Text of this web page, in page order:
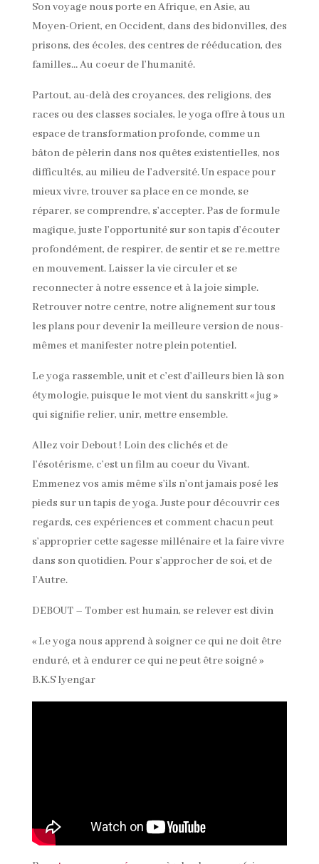
Son voyage nous porte en Afrique, en Asie, au
Moyen-Orient, en Occident, dans des bidonvilles, des
prisons, des écoles, des centres de rééducation, des
familles… Au coeur de l’humanité.
Partout, au-delà des croyances, des religions, des
races ou des classes sociales, le yoga offre à tous un
espace de transformation profonde, comme un
bâton de pèlerin dans nos quêtes existentielles, nos
difficultés, au milieu de l’adversité. Un espace pour
mieux vivre, trouver sa place en ce monde, se
réparer, se comprendre, s’accepter. Pas de formule
magique, juste l’opportunité sur son tapis d’écouter
profondément, de respirer, de sentir et se re.mettre
en mouvement. Laisser la vie circuler et se
reconnecter à notre essence et à la joie simple.
Retrouver notre centre, notre alignement sur tous
les plans pour devenir la meilleure version de nous-
mêmes et manifester notre plein potentiel.
Le yoga rassemble, unit et c’est d’ailleurs bien là son
étymologie, puisque le mot vient du sanskritt « jug »
qui signifie relier, unir, mettre ensemble.
Allez voir Debout ! Loin des clichés et de
l’ésotérisme, c’est un film au coeur du Vivant.
Emmenez vos amis même s’ils n’ont jamais posé les
pieds sur un tapis de yoga. Juste pour découvrir ces
regards, ces expériences et comment chacun peut
s’approprier cette sagesse millénaire et la faire vivre
dans son quotidien. Pour s’approcher de soi, et de
l’Autre.
DEBOUT – Tomber est humain, se relever est divin
« Le yoga nous apprend à soigner ce qui ne doit être
enduré, et à endurer ce qui ne peut être soigné »
B.K.S Iyengar